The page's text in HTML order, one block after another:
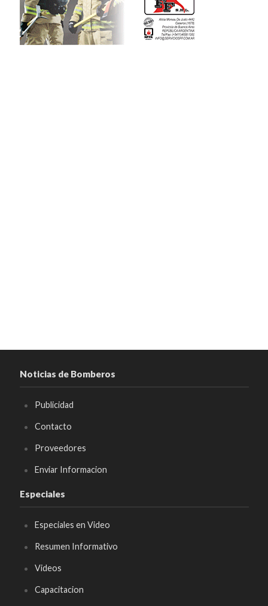
Noticias de Bomberos
Publicidad
Contacto
Proveedores
Enviar Informacion
Especiales
Especiales en Video
Resumen Informativo
Videos
Capacitacion